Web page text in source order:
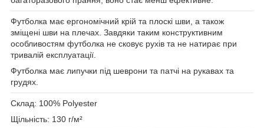
Футболка має ергономічний крій та плоскі шви, а також
зміщені шви на плечах. Завдяки таким конструктивним
особливостям футболка не сковує рухів та не натирає при
тривалій експлуатації.
Футболка має липучки під шеврони та патчі на рукавах та
грудях.
Склад: 100% Polyester
Щільність: 130 г/м²